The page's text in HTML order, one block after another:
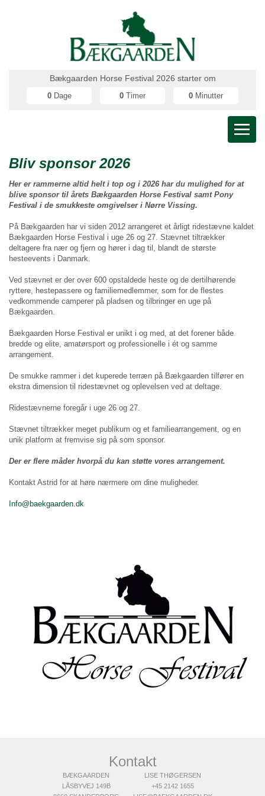
Bækgaarden Horse Festival 2026 starter om
0 Dage 0 Timer 0 Minutter
Bliv sponsor 2026
Her er rammerne altid helt i top og i 2026 har du mulighed for at
blive sponsor til årets Bækgaarden Horse Festival samt Pony
Festival i de smukkeste omgivelser i Nørre Vissing.
På Bækgaarden har vi siden 2012 arrangeret et årligt ridestævne kaldet
Bækgaarden Horse Festival i uge 26 og 27. Stævnet tiltrækker
deltagere fra nær og fjern og hører i dag til, blandt de største
hesteevents i Danmark.
Ved stævnet er der over 600 opstaldede heste og de dertilhørende
ryttere, hestepassere og familiemedlemmer, som for de flestes
vedkommende camperer på pladsen og tilbringer en uge på
Bækgaarden.
Bækgaarden Horse Festival er unikt i og med, at det forener både
bredde og elite, amatørsport og professionelle i ét og samme
arrangement.
De smukke rammer i det kuperede terræn på Bækgaarden tilfører en
ekstra dimension til ridestævnet og oplevelsen ved at deltage.
Ridestævnerne foregår i uge 26 og 27.
Stævnet tiltrækker meget publikum og et familiearrangement, og en
unik platform at fremvise sig på som sponsor.
Der er flere måder hvorpå du kan støtte vores arrangement.
Kontakt Astrid for at høre nærmere om dine muligheder.
Info@baekgaarden.dk
Kontakt
BÆKGAARDEN
LÅSBYVEJ 149B
LISE THØGERSEN
+45 2142 1655